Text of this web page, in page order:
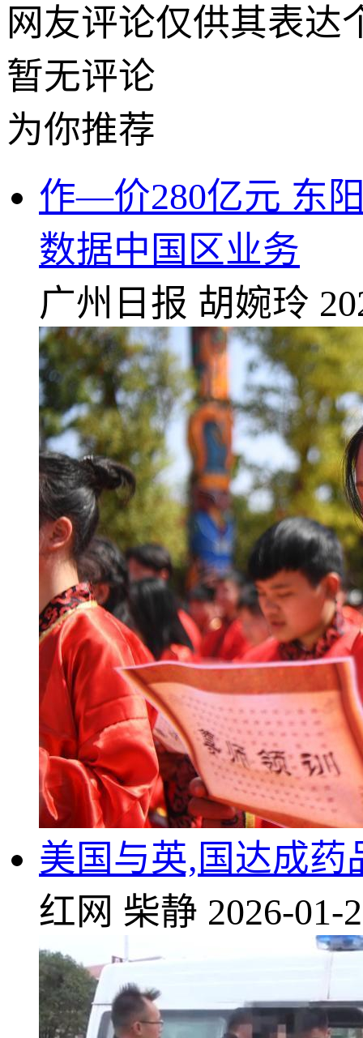
网友评论仅供其表达
暂无评论
为你推荐
作—价280亿元 东
数据中国区业务
广州日报 胡婉玲
美国与英,国达成药
红网 柴静 2026-01-